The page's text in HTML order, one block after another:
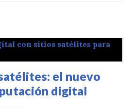
el nuevo
digital